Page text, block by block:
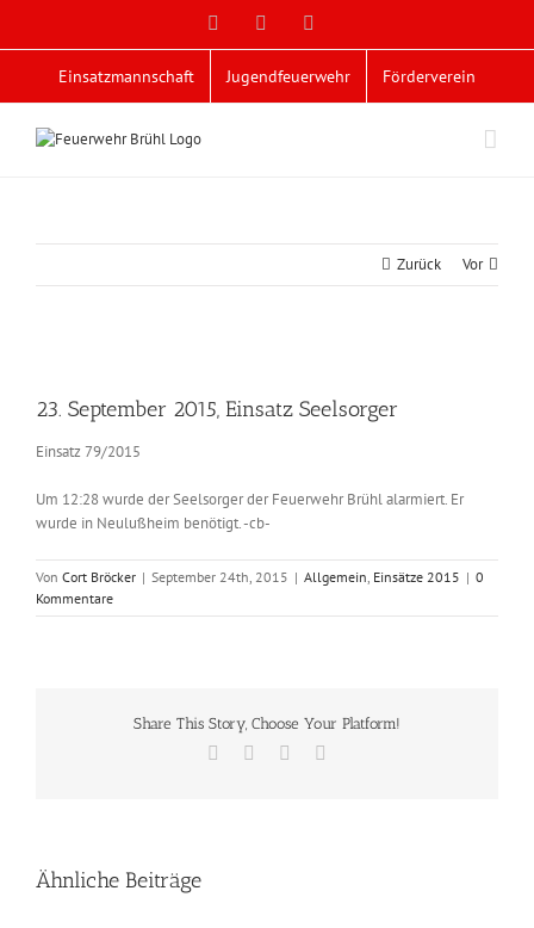
Facebook
Einsatzmannschaft Jugendfeuerwehr Förderverein
Zurück Vor
Bild
23. September 2015, Einsatz Seelsorger
Einsatz 79/2015
Um 12:28 wurde der Seelsorger der Feuerwehr Brühl alarmiert. Er
wurde in Neulußheim benötigt. -cb-
Von Cort Bröcker | September 24th, 2015 | Allgemein, Einsätze 2015 | 0
Kommentare
Share This Story, Choose Your Platform!
Facebook
Ähnliche Beiträge